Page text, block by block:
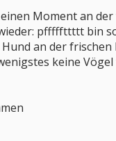
Moment an
pfffffttttt bin
an der frischen
keine